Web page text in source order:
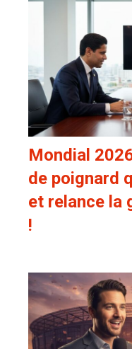
Mondial
de poignard
et relance la
!